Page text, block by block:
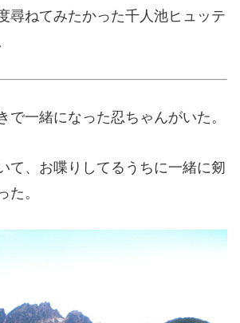
尋ねてみたかった千人池ヒュッテ
で一緒になった忍ちゃんがいた。
て、お喋りしてるうちに一緒に剱
た。